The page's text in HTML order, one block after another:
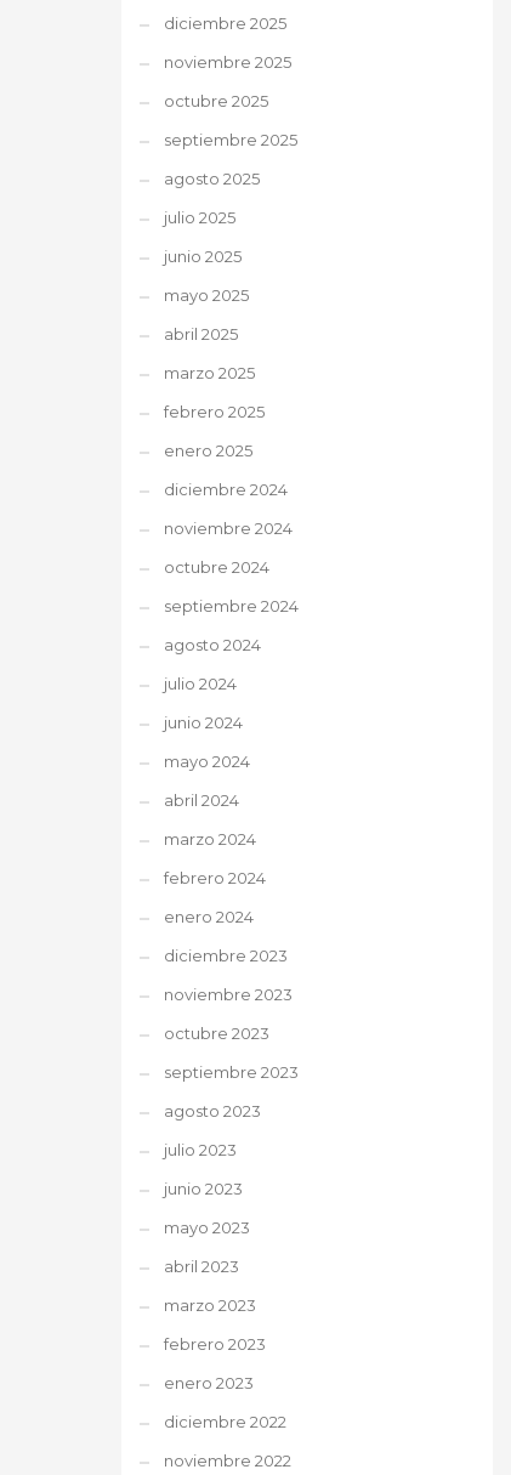
diciembre 2025
noviembre 2025
octubre 2025
septiembre 2025
agosto 2025
julio 2025
junio 2025
mayo 2025
abril 2025
marzo 2025
febrero 2025
enero 2025
diciembre 2024
noviembre 2024
octubre 2024
septiembre 2024
agosto 2024
julio 2024
junio 2024
mayo 2024
abril 2024
marzo 2024
febrero 2024
enero 2024
diciembre 2023
noviembre 2023
octubre 2023
septiembre 2023
agosto 2023
julio 2023
junio 2023
mayo 2023
abril 2023
marzo 2023
febrero 2023
enero 2023
diciembre 2022
noviembre 2022